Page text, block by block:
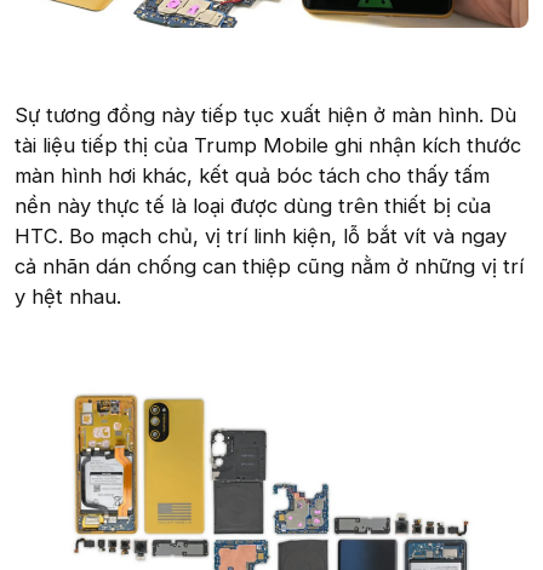
Sự tương đồng này tiếp tục xuất hiện ở màn hình. Dù
tài liệu tiếp thị của Trump Mobile ghi nhận kích thước
màn hình hơi khác, kết quả bóc tách cho thấy tấm
nền này thực tế là loại được dùng trên thiết bị của
HTC. Bo mạch chủ, vị trí linh kiện, lỗ bắt vít và ngay
cả nhãn dán chống can thiệp cũng nằm ở những vị trí
y hệt nhau.